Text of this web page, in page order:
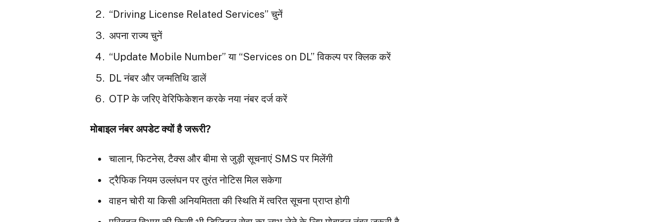
“Driving License Related Services” चुनें
अपना राज्य चुनें
“Update Mobile Number” या “Services on DL” विकल्प पर क्लिक करें
DL नंबर और जन्मतिथि डालें
OTP के जरिए वेरिफिकेशन करके नया नंबर दर्ज करें
मोबाइल नंबर अपडेट क्यों है जरूरी?
चालान, फिटनेस, टैक्स और बीमा से जुड़ी सूचनाएं SMS पर मिलेंगी
ट्रैफिक नियम उल्लंघन पर तुरंत नोटिस मिल सकेगा
वाहन चोरी या किसी अनियमितता की स्थिति में त्वरित सूचना प्राप्त होगी